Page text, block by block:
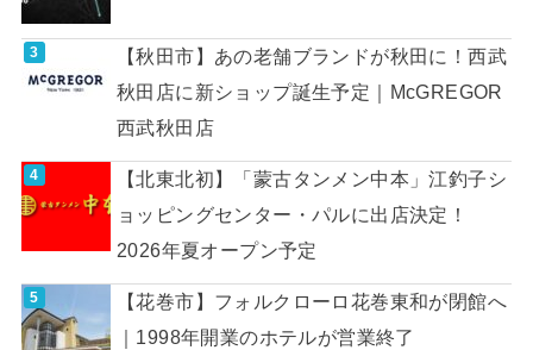
【秋田市】あの老舗ブランドが秋田に！西武
秋田店に新ショップ誕生予定｜McGREGOR
西武秋田店
【北東北初】「蒙古タンメン中本」江釣子シ
ョッピングセンター・パルに出店決定！
2026年夏オープン予定
【花巻市】フォルクローロ花巻東和が閉館へ
｜1998年開業のホテルが営業終了